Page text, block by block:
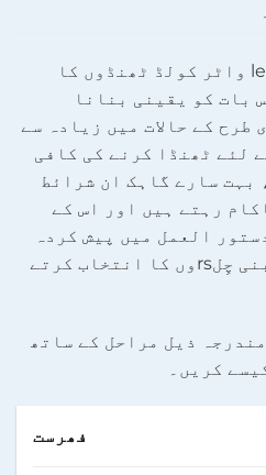
جب آپ ایپلی کیشن کے لled واٹر کولڈ ٹھنڈوں کا
بات کو یقینی بنانا
طرح کے حالات میں زیادہ سے
لئے ٹھنڈا کرنے کی کافی
بہت سارے گاہک ان شرائط
رہتے ہیں اور اس کے
العمل میں پیش کردہ
برائے نامی شرائط پر مبنی چِلrsوں کا انتخاب کرتے
ذیل مراحل کے ساتھ
کریں۔
فھرست